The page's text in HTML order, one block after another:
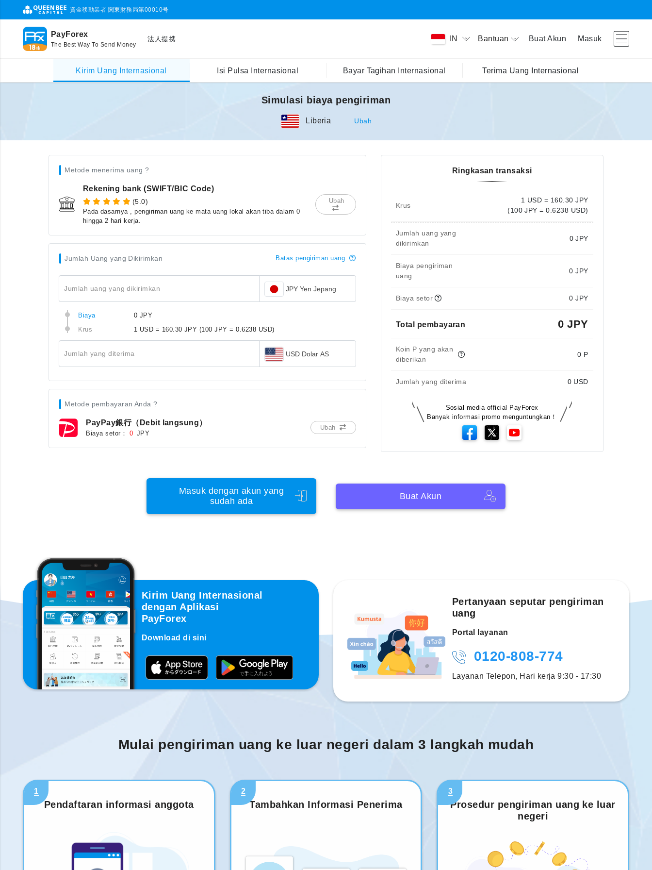
資金移動業者 関東財務局第00010号
PayForex
The Best Way To Send Money
法人提携 IN Bantuan Buat Akun Masuk
Kirim Uang Internasional Isi Pulsa Internasional Bayar Tagihan Internasional Terima Uang Internasional
Simulasi biaya pengiriman
Liberia Ubah
Metode menerima uang ?
Rekening bank (SWIFT/BIC Code)
(5.0)
Pada dasarnya , pengiriman uang ke mata uang lokal akan tiba dalam 0
hingga 2 hari kerja.
Ubah
Jumlah Uang yang Dikirimkan Batas pengiriman uang.
Jumlah uang yang dikirimkan JPY Yen Jepang
Biaya
0 JPY
Krus
1 USD = 160.30 JPY (100 JPY = 0.6238 USD)
Jumlah yang diterima USD Dolar AS
Metode pembayaran Anda ?
PayPay銀行（Debit langsung）
Biaya setor： 0 JPY
Ubah
Ringkasan transaksi
Krus
1 USD = 160.30 JPY
(100 JPY = 0.6238 USD)
Jumlah uang yang
dikirimkan
0 JPY
Biaya pengiriman
uang
0 JPY
Biaya setor 0 JPY
Total pembayaran 0 JPY
Koin P yang akan
diberikan
0 P
Jumlah yang diterima 0 USD
Sosial media official PayForex
Banyak informasi promo menguntungkan！
Masuk dengan akun yang
sudah ada
Buat Akun
Kirim Uang Internasional
dengan Aplikasi
PayForex
Download di sini
Pertanyaan seputar pengiriman
uang
Portal layanan
0120-808-774
Layanan Telepon, Hari kerja 9:30 - 17:30
Mulai pengiriman uang ke luar negeri dalam 3 langkah mudah
1
Pendaftaran informasi anggota
2
Tambahkan Informasi Penerima
3
Prosedur pengiriman uang ke luar
negeri